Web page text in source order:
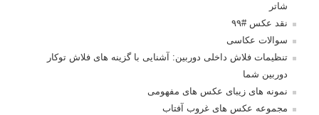
شاتر
نقد عکس #۹۹
سوالات عکاسی
تنظیمات فلاش داخلی دوربین: آشنایی با گزینه های فلاش توکار
دوربین شما
نمونه های زیبای عکس های مفهومی
مجموعه عکس های غروب آفتاب